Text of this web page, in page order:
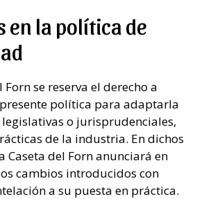
en la política de
Forn se reserva el derecho a
política para adaptarla
legislativas o jurisprudenciales,
de la industria. En dichos
Caseta del Forn anunciará en
cambios introducidos con
a su puesta en práctica.